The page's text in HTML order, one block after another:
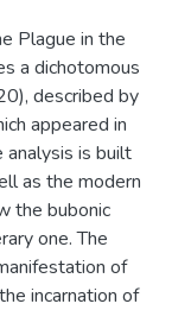
Plague in the
a dichotomous
described by
appeared in
is built
as the modern
the bubonic
one. The
of
incarnation of